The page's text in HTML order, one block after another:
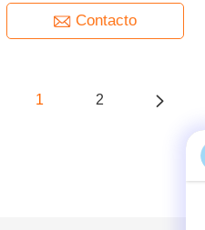
Contacto
1 2